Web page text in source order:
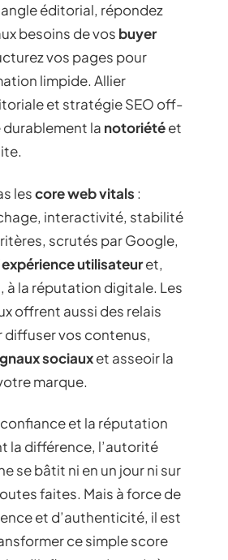
éditorial, répondez
besoins de vos buyer
vos pages pour
limpide. Allier
et stratégie SEO off-
la notoriétéet
lescore web vitals :
interactivité, stabilité
scrutés par Google,
expérience utilisateuret,
à la réputation digitale. Les
offrent aussi des relais
diffuser vos contenus,
sociauxet asseoir la
marque.
confiance et la réputation
la différence, l’autorité
se bâtit ni en un jour ni sur
faites. Mais à force de
et d’authenticité, il est
ce simple score